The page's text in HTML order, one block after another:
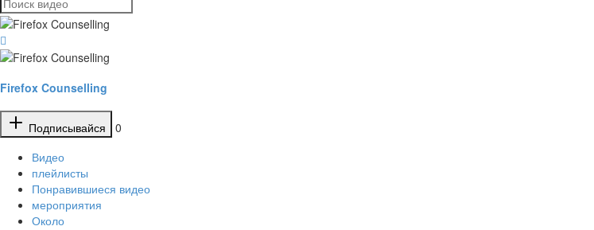
Firefox Counselling
Подписывайся
0
Видео
плейлисты
Понравившиеся видео
мероприятия
Около